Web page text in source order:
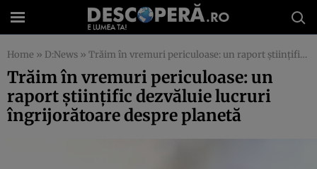
Home » D:News » Trăim în vremuri periculoase: un raport ştiinţific dezvăluie lucruri îngrijorătoare despre planetă
Trăim în vremuri periculoase: un
raport ştiinţific dezvăluie lucruri
îngrijorătoare despre planetă